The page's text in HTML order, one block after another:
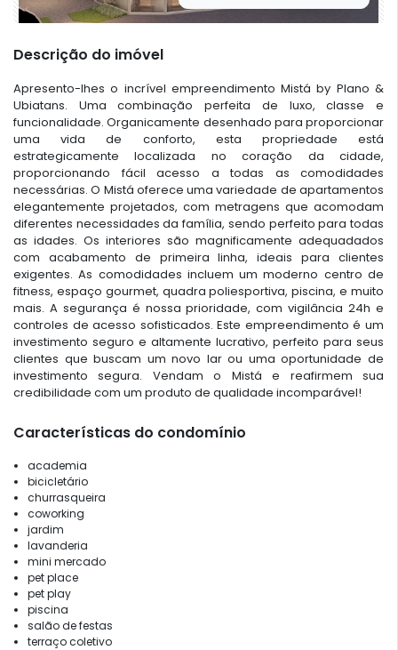
Descrição do imóvel
Apresento-lhes o incrível empreendimento Mistá by Plano &
Ubiatans. Uma combinação perfeita de luxo, classe e
funcionalidade. Organicamente desenhado para proporcionar
uma vida de conforto, esta propriedade está
estrategicamente localizada no coração da cidade,
proporcionando fácil acesso a todas as comodidades
necessárias. O Mistá oferece uma variedade de apartamentos
elegantemente projetados, com metragens que acomodam
diferentes necessidades da família, sendo perfeito para todas
as idades. Os interiores são magnificamente adequadados
com acabamento de primeira linha, ideais para clientes
exigentes. As comodidades incluem um moderno centro de
fitness, espaço gourmet, quadra poliesportiva, piscina, e muito
mais. A segurança é nossa prioridade, com vigilância 24h e
controles de acesso sofisticados. Este empreendimento é um
investimento seguro e altamente lucrativo, perfeito para seus
clientes que buscam um novo lar ou uma oportunidade de
investimento segura. Vendam o Mistá e reafirmem sua
credibilidade com um produto de qualidade incomparável!
Características do condomínio
academia
bicicletário
churrasqueira
coworking
jardim
lavanderia
mini mercado
pet place
pet play
piscina
salão de festas
terraço coletivo